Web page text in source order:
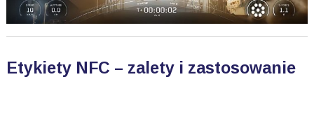
Etykiety NFC – zalety i zastosowanie